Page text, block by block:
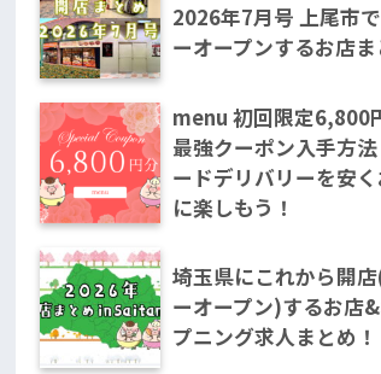
2026年7月号 上尾市
ーオープンするお店ま
menu 初回限定6,800
最強クーポン入手方
ードデリバリーを安
に楽しもう！
埼玉県にこれから開店
ーオープン)するお店
プニング求人まとめ！